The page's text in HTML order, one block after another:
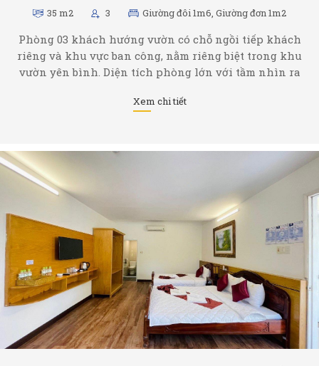
35 m2 3 Giường đôi 1m6, Giường đơn 1m2
Phòng 03 khách hướng vườn có chỗ ngồi tiếp khách
riêng và khu vực ban công, nằm riêng biệt trong khu
vườn yên bình. Diện tích phòng lớn với tầm nhìn ra
giúp bạn tận hưởng ...
Xem chi tiết